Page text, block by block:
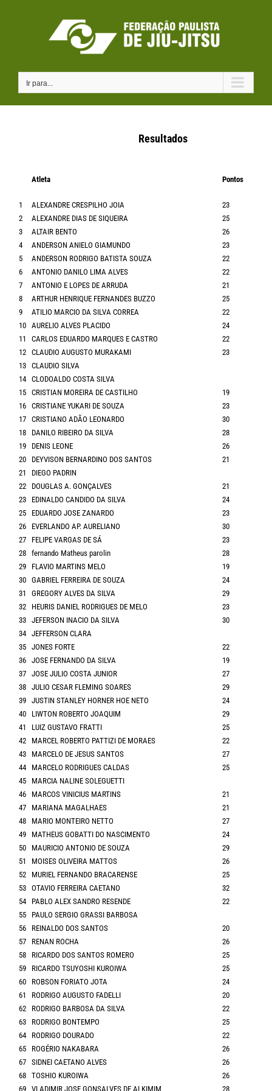
Ir para...
Resultados
Atleta Pontos
1 ALEXANDRE CRESPILHO JOIA
23
2
ALEXANDRE DIAS DE SIQUEIRA
25
3
ALTAIR BENTO
26
4
ANDERSON ANIELO GIAMUNDO
23
5
ANDERSON RODRIGO BATISTA SOUZA
22
6
ANTONIO DANILO LIMA ALVES
22
7
ANTONIO E LOPES DE ARRUDA
21
8
ARTHUR HENRIQUE FERNANDES BUZZO
25
9
ATILIO MARCIO DA SILVA CORREA
22
10 AURELIO ALVES PLACIDO
24
11
CARLOS EDUARDO MARQUES E CASTRO
22
12 CLAUDIO AUGUSTO MURAKAMI
23
13 CLAUDIO SILVA
14 CLODOALDO COSTA SILVA
15 CRISTIAN MOREIRA DE CASTILHO
19
16 CRISTIANE YUKARI DE SOUZA
23
17 CRISTIANO ADÃO LEONARDO
30
18
DANILO RIBEIRO DA SILVA
28
19
DENIS LEONE
26
20
DEYVISON BERNARDINO DOS SANTOS
21
21
DIEGO PADRIN
22
DOUGLAS A. GONÇALVES
21
23
EDINALDO CANDIDO DA SILVA
24
25
EDUARDO JOSE ZANARDO
23
26
EVERLANDO AP. AURELIANO
30
27
FELIPE VARGAS DE SÁ
23
28 fernando Matheus parolin
28
29
FLAVIO MARTINS MELO
19
30 GABRIEL FERREIRA DE SOUZA
24
31
GREGORY ALVES DA SILVA
29
32
HEURIS DANIEL RODRIGUES DE MELO
23
33 JEFERSON INACIO DA SILVA
30
34 JEFFERSON CLARA
35 JONES FORTE
22
36 JOSE FERNANDO DA SILVA
19
37 JOSE JULIO COSTA JUNIOR
27
38 JULIO CESAR FLEMING SOARES
29
39 JUSTIN STANLEY HORNER HOE NETO
24
40
LIWTON ROBERTO JOAQUIM
29
41
LUIZ GUSTAVO FRATTI
25
42
MARCEL ROBERTO PATTIZI DE MORAES
22
43
MARCELO DE JESUS SANTOS
27
44
MARCELO RODRIGUES CALDAS
25
45
MARCIA NALINE SOLEGUETTI
46
MARCOS VINICIUS MARTINS
21
47
MARIANA MAGALHAES
21
48
MARIO MONTEIRO NETTO
27
49
MATHEUS GOBATTI DO NASCIMENTO
24
50
MAURICIO ANTONIO DE SOUZA
29
51
MOISES OLIVEIRA MATTOS
26
52
MURIEL FERNANDO BRACARENSE
25
53 OTAVIO FERREIRA CAETANO
32
54
PABLO ALEX SANDRO RESENDE
22
55
PAULO SERGIO GRASSI BARBOSA
56
REINALDO DOS SANTOS
20
57
RENAN ROCHA
26
58
RICARDO DOS SANTOS ROMERO
25
59
RICARDO TSUYOSHI KUROIWA
25
60
ROBSON FORIATO JOTA
24
61
RODRIGO AUGUSTO FADELLI
20
62
RODRIGO BARBOSA DA SILVA
22
63
RODRIGO BONTEMPO
25
64
RODRIGO DOURADO
22
65
ROGÉRIO NAKABARA
26
67 SIDNEI CAETANO ALVES
26
68 TOSHIO KUROIWA
26
69 VLADIMIR JOSE GONSALVES DE ALKIMIM 28